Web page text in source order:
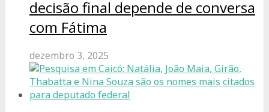
decisão final depende de conversa
com Fátima
dezembro 3, 2025